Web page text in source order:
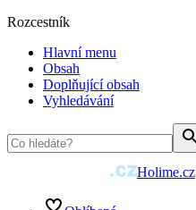
Rozcestník
Hlavní menu
Obsah
Doplňující obsah
Vyhledávání
Holime.cz